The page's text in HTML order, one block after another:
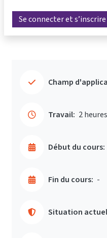
Se connecter et s’inscrire
Champ
Travail: 2
Début du cours:
Fin du cours: -
Situation